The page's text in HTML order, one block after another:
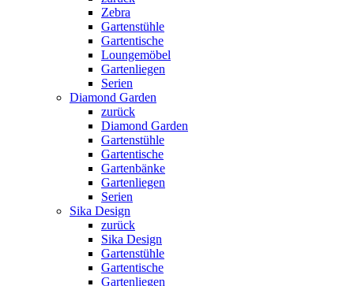
Zebra
Gartenstühle
Gartentische
Loungemöbel
Gartenliegen
Serien
Diamond Garden
zurück
Diamond Garden
Gartenstühle
Gartentische
Gartenbänke
Gartenliegen
Serien
Sika Design
zurück
Sika Design
Gartenstühle
Gartentische
Gartenliegen